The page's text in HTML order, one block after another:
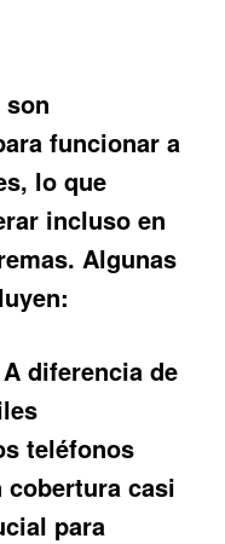
funcionar a
lo que
incluso en
Algunas
A diferencia de
teléfonos
casi
para